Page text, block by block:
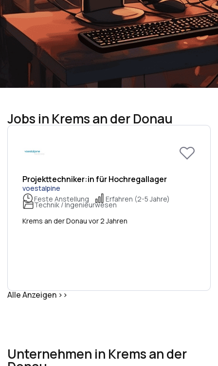
Jobs in Krems an der Donau
Projekttechniker:in für Hochregallager
voestalpine
Feste Anstellung
Erfahren (2-5 Jahre)
Technik / Ingenieurwesen
Krems an der Donau vor 2 Jahren
Alle Anzeigen >>
Unternehmen in Krems an der